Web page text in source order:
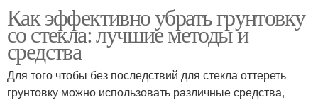
Как эффективно убрать грунтовку
со стекла: лучшие методы и
средства
Для того чтобы без последствий для стекла оттереть
грунтовку можно использовать различные средства,